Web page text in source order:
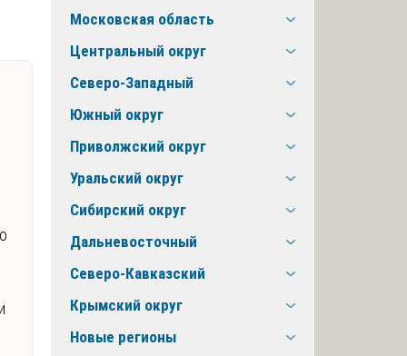
Московская область
Центральный округ
Северо-Западный
Южный округ
Приволжский округ
Уральский округ
Сибирский округ
Дальневосточный
Северо-Кавказский
Крымский округ
Новые регионы